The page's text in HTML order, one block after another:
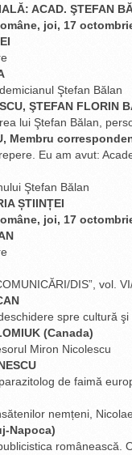
ACAD. ŞTEFAN
joi, 17
Ştefan Bălan
ŞTEFAN FLORIN
lui Ştefan Bălan,
Membru
Eu am avut:
Ştefan Bălan
ȘTIINȚEI
joi, 17
DIS”, vol.
spre cultură
(Canada)
Miron Nicolescu
de faimă
nemțeni,
Napoca)
românească.